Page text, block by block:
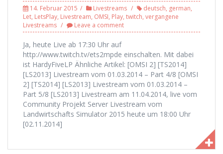
14. Februar 2015 Livestreams deutsch, german,
Let, LetsPlay, Livestream, OMSI, Play, twitch, vergangene
Livestreams
Leave a comment
Ja, heute Live ab 17:30 Uhr auf
http://www.twitch.tv/ets2mpde einschalten. Mit dabei
ist HardyFiveLP Ähnliche Artikel: [OMSI 2] [TS2014]
[LS2013] Livestream vom 01.03.2014 – Part 4/8 [OMSI
2] [TS2014] [LS2013] Livestream vom 01.03.2014 –
Part 5/8 [LS2013] Livestream am 11.04.2014, live vom
Community Projekt Server Livestream vom
Landwirtschafts Simulator 2015 heute um 18:00 Uhr
[02.11.2014]